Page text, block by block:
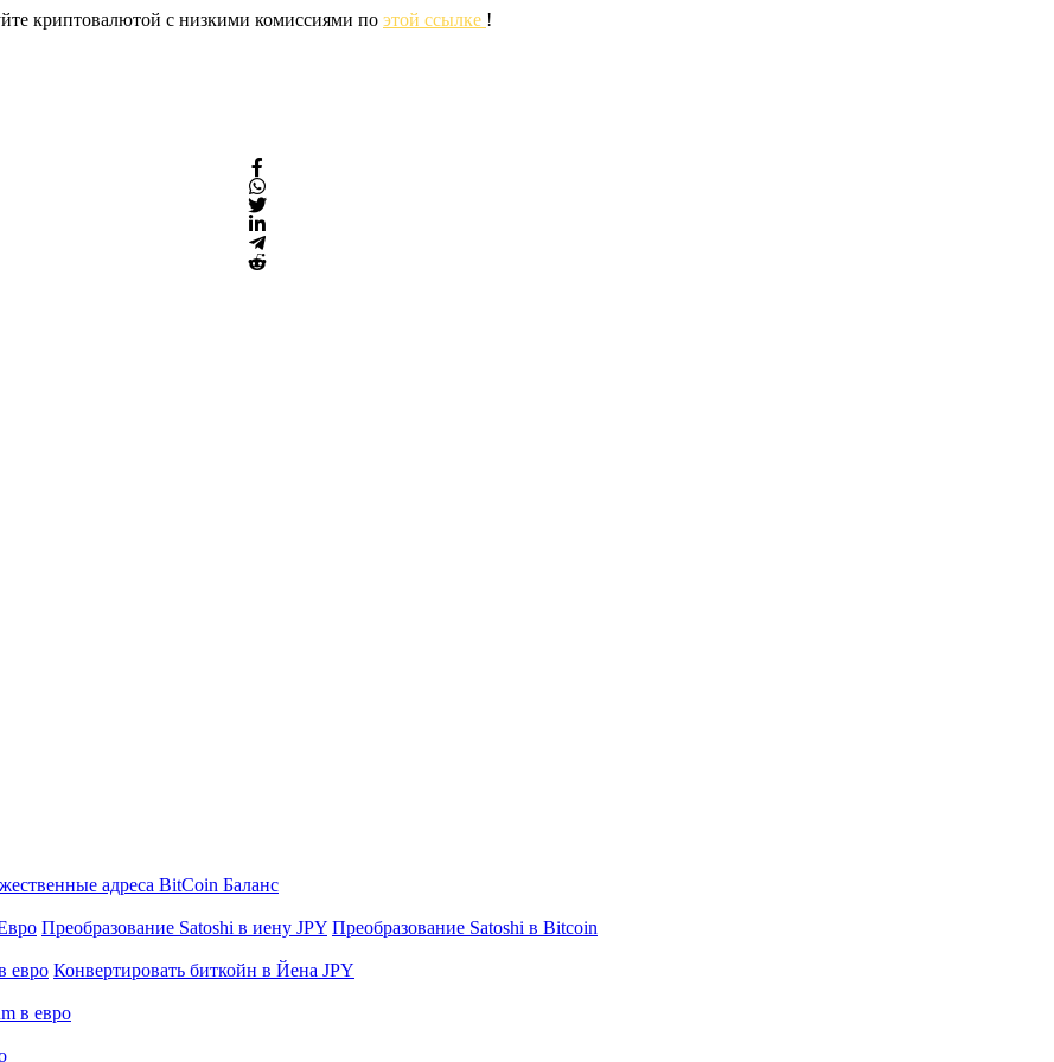
криптовалютой с низкими комиссиями по этой ссылке !
адреса BitCoin Баланс
Преобразование Satoshi в иену JPY Преобразование Satoshi в Bitcoin
евро Конвертировать биткойн в Йена JPY
в евро